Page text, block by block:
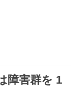
障害群を 1